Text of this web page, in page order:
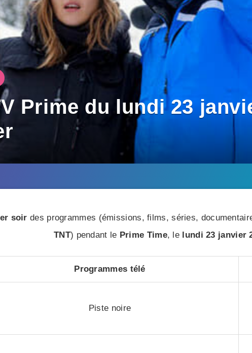
Prime du lundi 23
soir des programmes (émissions, films, séries,
TNT) pendant le Prime Time, le lundi 23 janvier
Programmes télé
Piste noire